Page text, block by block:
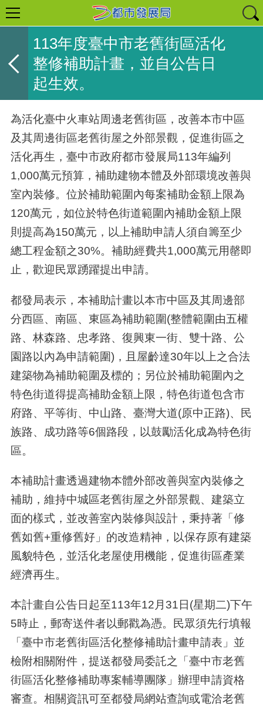
113年度臺中市老舊街區活化
整修補助計畫，並自公告日
起生效。
為活化臺中火車站周邊老舊街區，改善本市中區
及其周邊街區老舊街屋之外部景觀，促進街區之
活化再生，臺中市政府都市發展局113年編列
1,000萬元預算，補助建物本體及外部環境改善與
室內裝修。位於補助範圍內每案補助金額上限為
120萬元，如位於特色街道範圍內補助金額上限
則提高為150萬元，以上補助申請人須自籌至少
總工程金額之30%。補助經費共1,000萬元用罄即
止，歡迎民眾踴躍提出申請。
都發局表示，本補助計畫以本市中區及其周邊部
分西區、南區、東區為補助範圍(整體範圍由五權
路、林森路、忠孝路、復興東一街、雙十路、公
園路以內為申請範圍) ，且屋齡達30年以上之合法
建築物為補助範圍及標的；另位於補助範圍內之
特色街道得提高補助金額上限，特色街道包含市
府路、平等街、中山路、臺灣大道(原中正路)、民
族路、成功路等6個路段，以鼓勵活化成為特色街
區。
本補助計畫透過建物本體外部改善與室內裝修之
補助，維持中城區老舊街屋之外部景觀、建築立
面的樣式，並改善室內裝修與設計，秉持著「修
舊如舊+重修舊好」的改造精神，以保存原有建築
風貌特色，並活化老屋使用機能，促進街區產業
經濟再生。
本計畫自公告日起至113年12 月 31日(星期二)下午
5時止，郵寄送件者以郵戳為憑。民眾須先行填報
「臺中市老舊街區活化整修補助計畫申請表」並
檢附相關附件，提送都發局委託之「臺中市老舊
街區活化整修補助專案輔導團隊」辦理申請資格
審查。相關資訊可至都發局網站查詢或電洽老舊